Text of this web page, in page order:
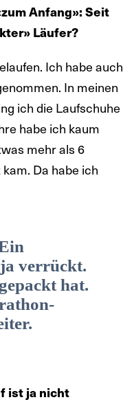
Anfang»: Seit
Läufer?
Ich habe auch
In meinen
ich die Laufschuhe
habe ich kaum
mehr als 6
Da habe ich
verrückt.
hat.
ist ja nicht